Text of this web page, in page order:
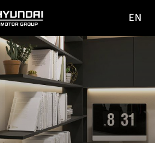
HYUNDAI
EN